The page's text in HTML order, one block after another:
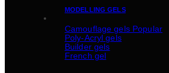
MODELLING GELS
Camouflage gels
Poly-Acryl gels
Builder gels
French gel